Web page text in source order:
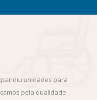
unidades para
pela qualidade